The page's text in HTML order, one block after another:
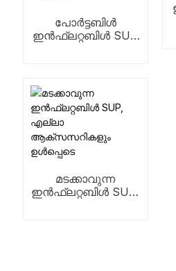
പോർട്ടബിൾ
ഇൻഫ്ലറ്റബിൾ SUP
മടക്കാവുന്ന
ഇൻഫ്ലറ്റബിൾ SUP,